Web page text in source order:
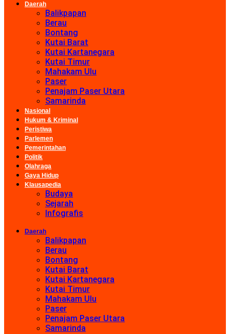
Daerah
Balikpapan
Berau
Bontang
Kutai Barat
Kutai Kartanegara
Kutai Timur
Mahakam Ulu
Paser
Penajam Paser Utara
Samarinda
Nasional
Hukum & Kriminal
Peristiwa
Parlemen
Pemerintahan
Politik
Olahraga
Gaya Hidup
Klausapedia
Budaya
Sejarah
Infografis
Daerah
Balikpapan
Berau
Bontang
Kutai Barat
Kutai Kartanegara
Kutai Timur
Mahakam Ulu
Paser
Penajam Paser Utara
Samarinda